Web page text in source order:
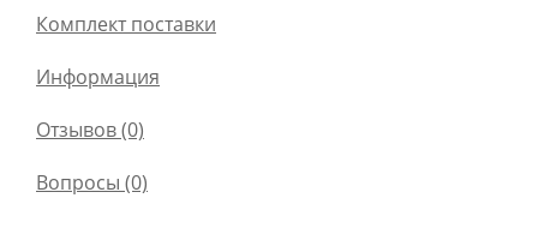
Комплект поставки
Информация
Отзывов (0)
Вопросы (0)